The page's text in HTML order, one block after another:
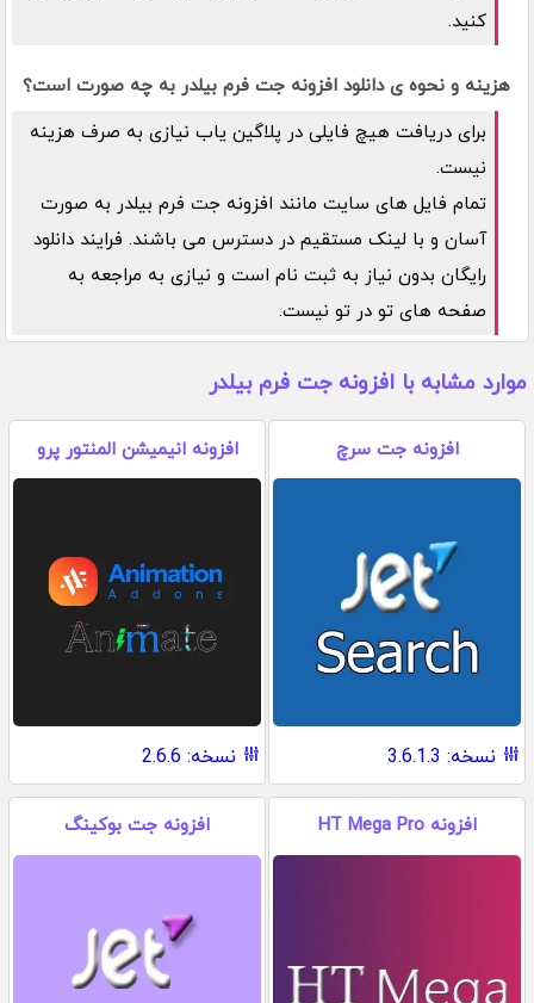
کنید.
هزینه و نحوه ی دانلود افزونه جت فرم بیلدر به چه صورت است؟
برای دریافت هیچ فایلی در پلاگین یاب نیازی به صرف هزینه
نیست.
تمام فایل های سایت مانند افزونه جت فرم بیلدر به صورت
آسان و با لینک مستقیم در دسترس می باشند. فرایند دانلود
رایگان بدون نیاز به ثبت نام است و نیازی به مراجعه به
صفحه های تو در تو نیست.
موارد مشابه با افزونه جت فرم بیلدر
افزونه جت سرچ
نسخه: 3.6.1.3
افزونه انیمیشن المنتور پرو
نسخه: 2.6.6
افزونه HT Mega Pro افزونه جت بوکینگ